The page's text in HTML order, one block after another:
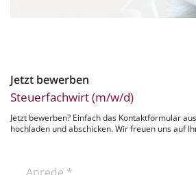
Jetzt bewerben
Steuerfachwirt (m/w/d)
Jetzt bewerben? Einfach das Kontaktformular
hochladen und abschicken. Wir freuen uns auf